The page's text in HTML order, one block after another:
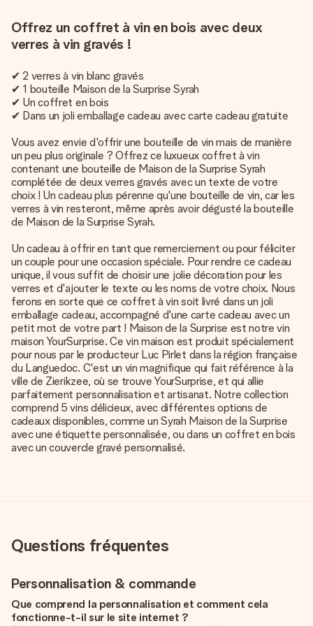
Offrez un coffret à vin en bois avec deux
verres à vin gravés !
✔ 2 verres à vin blanc gravés
✔ 1 bouteille Maison de la Surprise Syrah
✔ Un coffret en bois
✔ Dans un joli emballage cadeau avec carte cadeau gratuite
Vous avez envie d'offrir une bouteille de vin mais de manière
un peu plus originale ? Offrez ce luxueux coffret à vin
contenant une bouteille de Maison de la Surprise Syrah
complétée de deux verres gravés avec un texte de votre
choix ! Un cadeau plus pérenne qu'une bouteille de vin, car les
verres à vin resteront, même après avoir dégusté la bouteille
de Maison de la Surprise Syrah.
Un cadeau à offrir en tant que remerciement ou pour féliciter
un couple pour une occasion spéciale. Pour rendre ce cadeau
unique, il vous suffit de choisir une jolie décoration pour les
verres et d'ajouter le texte ou les noms de votre choix. Nous
ferons en sorte que ce coffret à vin soit livré dans un joli
emballage cadeau, accompagné d'une carte cadeau avec un
petit mot de votre part ! Maison de la Surprise est notre vin
maison YourSurprise. Ce vin maison est produit spécialement
pour nous par le producteur Luc Pirlet dans la région française
du Languedoc. C'est un vin magnifique qui fait référence à la
ville de Zierikzee, où se trouve YourSurprise, et qui allie
parfaitement personnalisation et artisanat. Notre collection
comprend 5 vins délicieux, avec différentes options de
cadeaux disponibles, comme un Syrah Maison de la Surprise
avec une étiquette personnalisée, ou dans un coffret en bois
avec un couvercle gravé personnalisé.
Questions fréquentes
Personnalisation & commande
Que comprend la personnalisation et comment cela
fonctionne-t-il sur le site internet ?